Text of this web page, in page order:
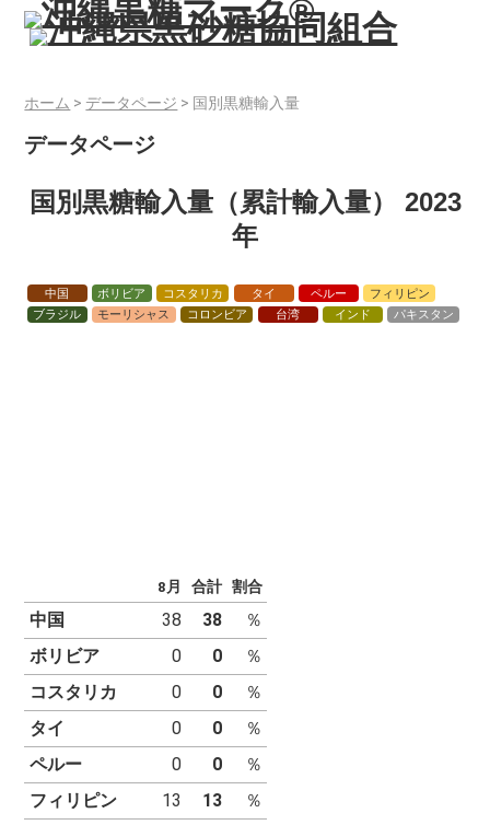
ホーム > データページ > 国別黒糖輸入量
データページ
国別黒糖輸入量（累計輸入量）
2023
年
中国 ボリビア コスタリカ タイ ペルー
フィリピン
ブラジル
モーリシャス コロンビア 台湾 インド パキスタン
8月 合計 割合
中国 38
38
ボリビア
0
0
コスタリカ
0
0
タイ
0
0
ペルー
0
0
フィリピン
13
13